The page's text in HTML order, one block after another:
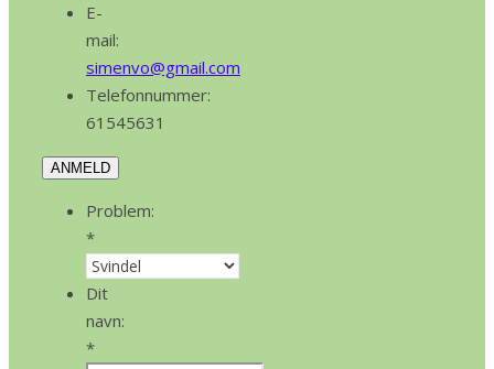
E-
mail:
simenvo@gmail.com
Telefonnummer:
61545631
ANMELD
Problem:
*
Dit
navn:
*